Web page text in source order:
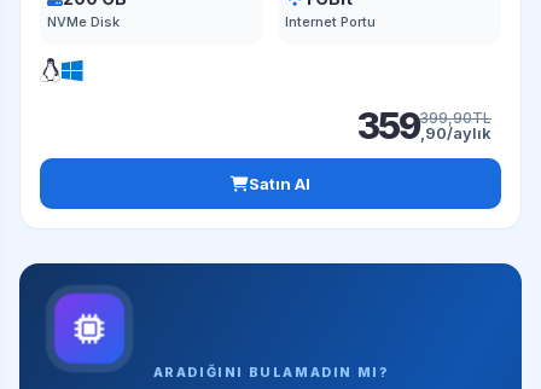
NVMe Disk Internet Portu
359399,90TL
,90/aylık
Satın Al
ARADIĞINI BULAMADIN MI?